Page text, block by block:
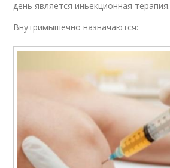
день является иньекционная терапия.
Внутримышечно назначаются: